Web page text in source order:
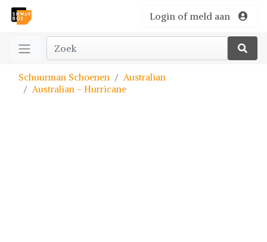
Login of meld aan
Schuurman Schoenen
Australian
Australian - Hurricane